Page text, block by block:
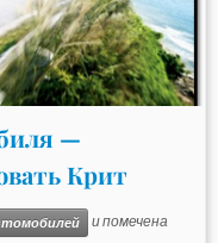
—
Крит
и помечена